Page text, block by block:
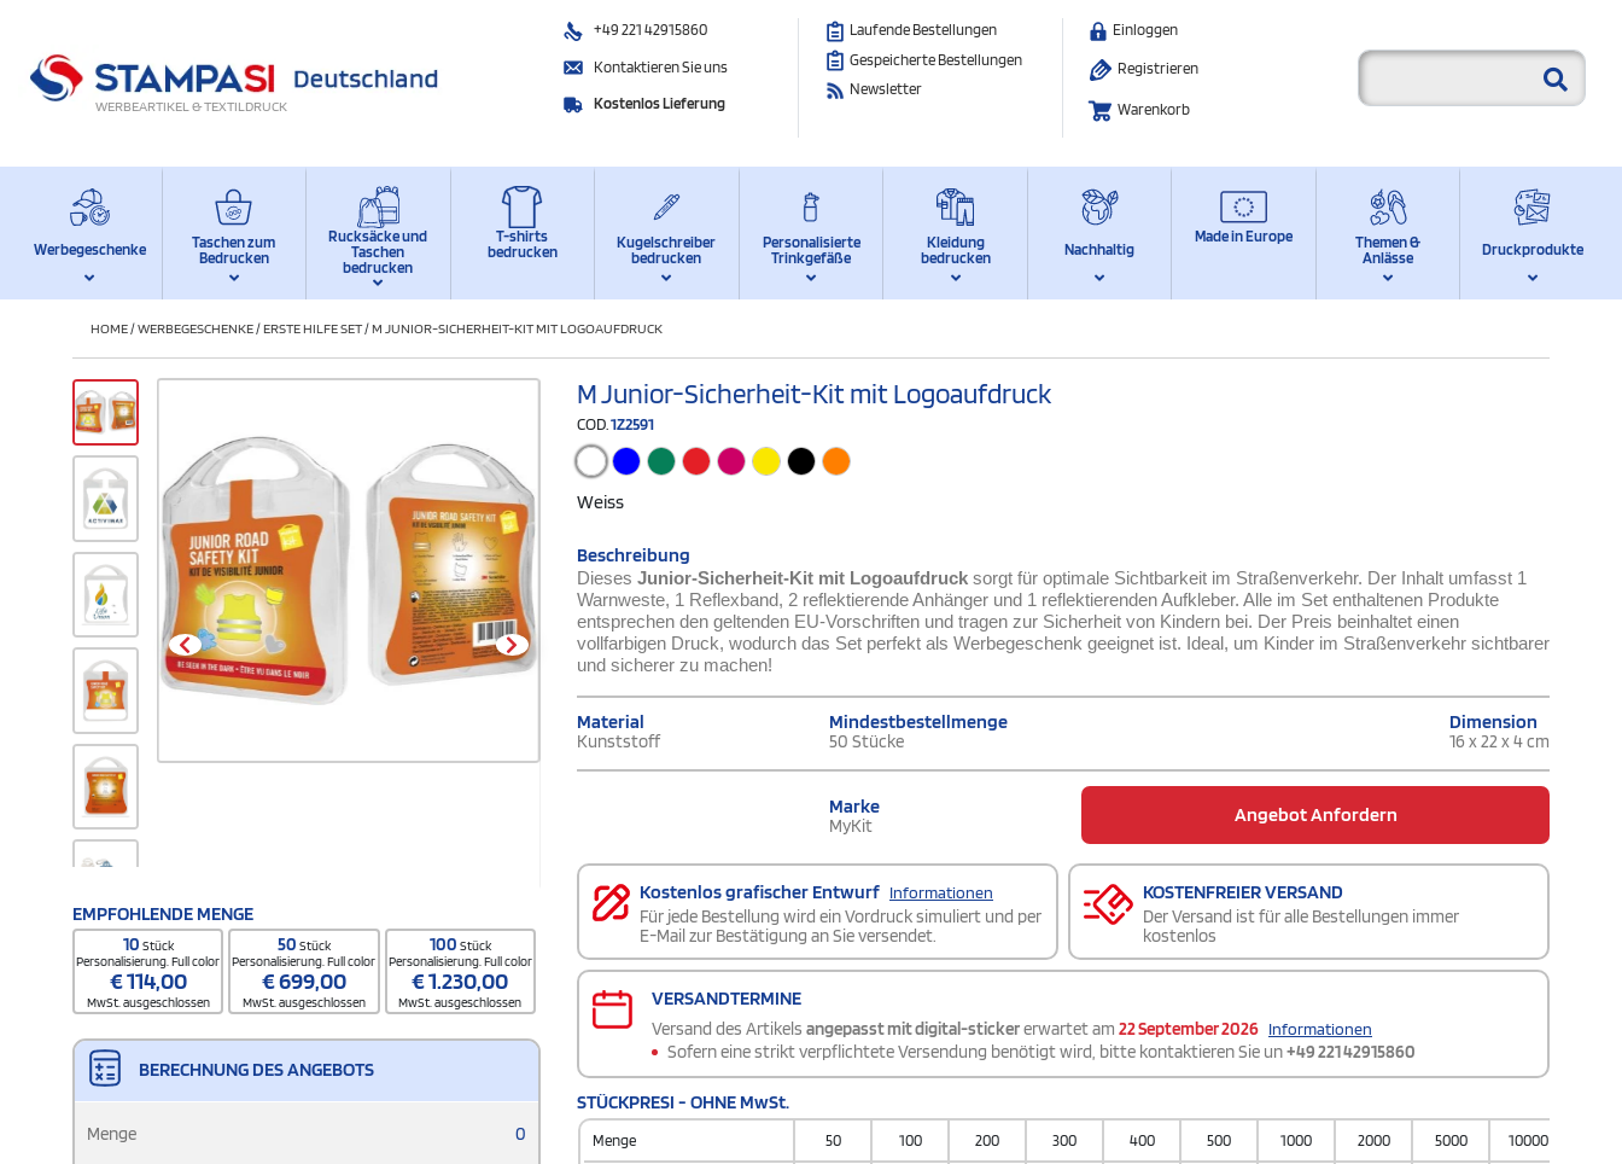
WERBEARTIKEL & TEXTILDRUCK
+49 221 42915860
Kontaktieren Sie uns
Kostenlos Lieferung
Laufende Bestellungen
Gespeicherte Bestellungen
Newsletter
Einloggen
Registrieren
Warenkorb
Werbegeschenke
Taschen zum
Bedrucken
Rucksäcke und
Taschen
bedrucken
T-shirts
bedrucken
Kugelschreiber
bedrucken
Personalisierte
Trinkgefäße
Kleidung
bedrucken
Nachhaltig
Made in Europe
Themen &
Anlässe
Druckprodukte
HOME/WERBEGESCHENKE/ERSTE HILFE SET/M JUNIOR-SICHERHEIT-KIT MIT LOGOAUFDRUCK
EMPFOHLENDE MENGE
10 Stück
Personalisierung. Full color
€114,00
MwSt. ausgeschlossen
50 Stück
Personalisierung. Full color
€699,00
MwSt. ausgeschlossen
100 Stück
Personalisierung. Full color
€1.230,00
MwSt. ausgeschlossen
BERECHNUNG DES ANGEBOTS
Menge 0
M Junior-Sicherheit-Kit mit Logoaufdruck
COD.1Z2591
Weiss
Beschreibung
Dieses Junior-Sicherheit-Kit mit Logoaufdruck sorgt für optimale Sichtbarkeit im Straßenverkehr. Der Inhalt umfasst 1
Warnweste, 1 Reflexband, 2 reflektierende Anhänger und 1 reflektierenden Aufkleber. Alle im Set enthaltenen Produkte
entsprechen den geltenden EU-Vorschriften und tragen zur Sicherheit von Kindern bei. Der Preis beinhaltet einen
vollfarbigen Druck, wodurch das Set perfekt als Werbegeschenk geeignet ist. Ideal, um Kinder im Straßenverkehr sichtbarer
und sicherer zu machen!
Material
Kunststoff
Mindestbestellmenge
50 Stücke
Dimension
16 x 22 x 4 cm
Marke
MyKit Angebot Anfordern
Kostenlos grafischer Entwurf Informationen
Für jede Bestellung wird ein Vordruck simuliert und per
E-Mail zur Bestätigung an Sie versendet.
KOSTENFREIER VERSAND
Der Versand ist für alle Bestellungen immer
kostenlos
VERSANDTERMINE
Versand des Artikels angepasst mit digital-stickererwartet am 22 September 2026 Informationen
Sofern eine strikt verpflichtete Versendung benötigt wird, bitte kontaktieren Sie un+49 221 42915860
STÜCKPRESI - OHNE MwSt.
Menge 50 100 200 300 400 500 1000 2000 5000 10000